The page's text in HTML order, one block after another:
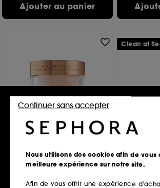
Ajouter au panier
CHARLOTTE TILBURY
Multi-Miracle Glow
62,00€
100ml
SUMMER
CC Me
68,00€
Clean at
Nous utilisons des cookies afin de vous
meilleure expérience sur notre site.
Afin de vous offrir une expérience
Continuer sans accepter